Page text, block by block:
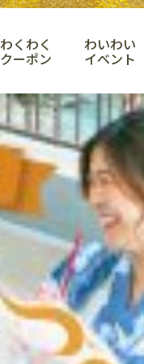
わくわく
クーポン
わいわい
イベント